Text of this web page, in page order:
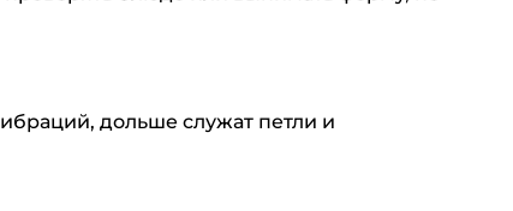
дольше служат петли и